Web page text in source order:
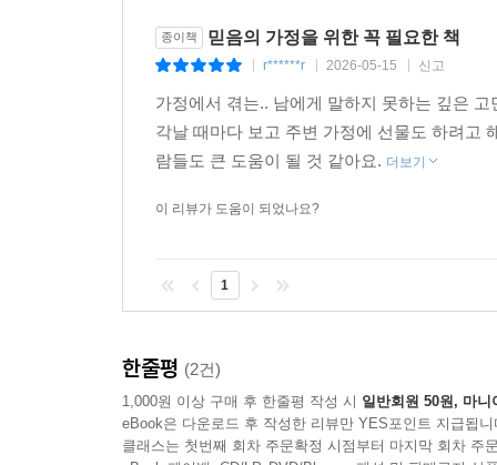
22 자녀의 성 정체성, 부모가 어떻게 이끌어야 할까
23 자녀의 훈육은 누가 맡아야 할까요?
24 어린 자녀에게 고통을 어떻게 설명해야 할까요?
25 어린 자녀에게 지옥을 어떻게 설명해야 할까요?
26 십대 자녀를 둔 아버지는 어떤 역할을 해야 할까
PART 5 세대: 돌봄과 유산의 질문에 답하다
28 자녀에게 유산을 남겨야 할까요?
29 노부모님을 요양원에 모셔도 될까요?
출처
“당신의 고난 가운데 그 무엇도 헛되지 않습니다”
모든 인생에는 저마다의 고난이 있습니다. 또 고
있다는 뜻입니다. 고난에 질문을 던진다면, 그것
존 파이퍼는 자신 역시 이 삶을 이해하고 살아내
것을 바라보지 마십시오. 어머니가 죽을 때, 자
대신, 지금까지 들은 진리를 취해 날마다 말씀에
속에 선포하십시오. 당신이 은혜로 구원을 받았고
종이책 믿음의 가정을 위한 꼭 필요한 책
r******r 2026-05-15 신고
가정에서 겪는.. 남에게 말하지 못하는 깊은
각날 때마다 보고 주변 가정에 선물도 하려고
람들도 큰 도움이 될 것 같아요. 더보기
이 리뷰가 도움이 되었나요?
1
한줄평 (2건)
1,000원 이상 구매 후 한줄평 작성 시 일반회원 50원, 마니
eBook은 다운로드 후 작성한 리뷰만 YES포인트 지급됩니
클래스는 첫번째 회차 주문확정 시점부터 마지막 회차 주